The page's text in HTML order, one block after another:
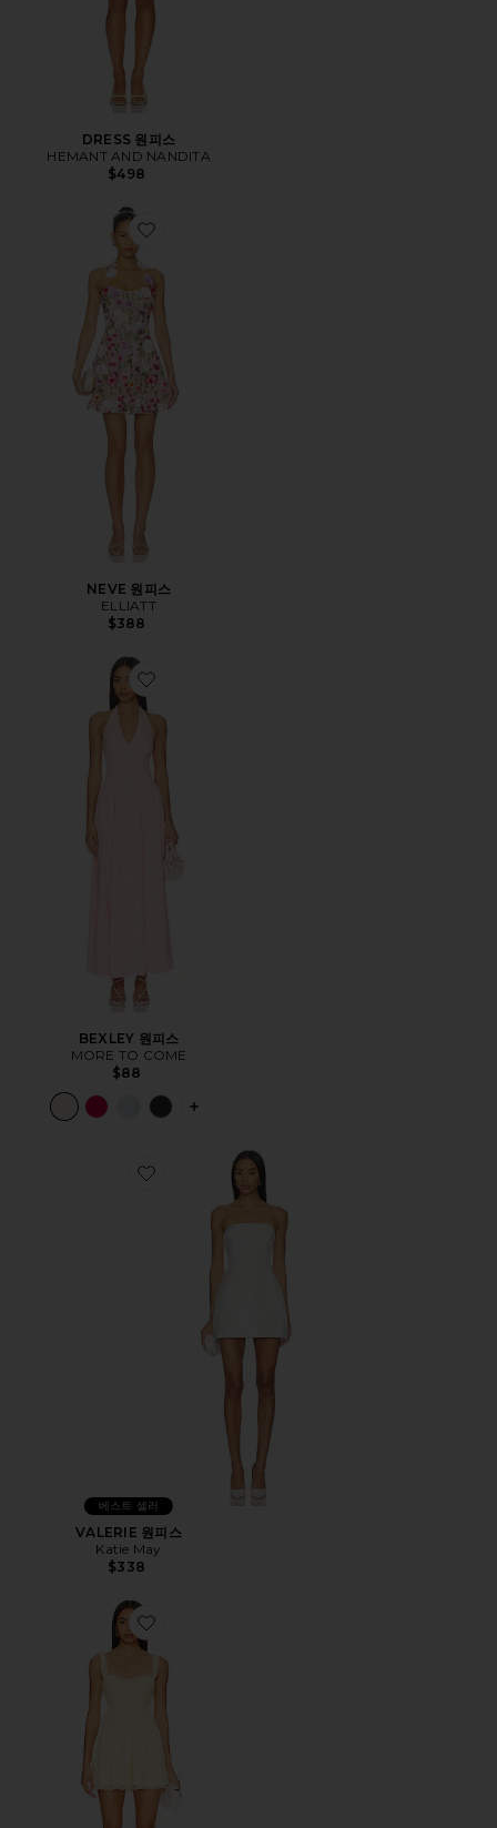
DRESS 원피스
HEMANT AND NANDITA
$498
Favorite NEVE 원피스
NEVE 원피스
ELLIATT
$388
Favorite BEXLEY 원피스
BEXLEY 원피스
MORE TO COME
$88
PLUS ICON TO SEE MORE OPTIONS
Favorite VALERIE 원피스
베스트 셀러
VALERIE 원피스
Katie May
$338
Favorite ZIA MINI 원피스